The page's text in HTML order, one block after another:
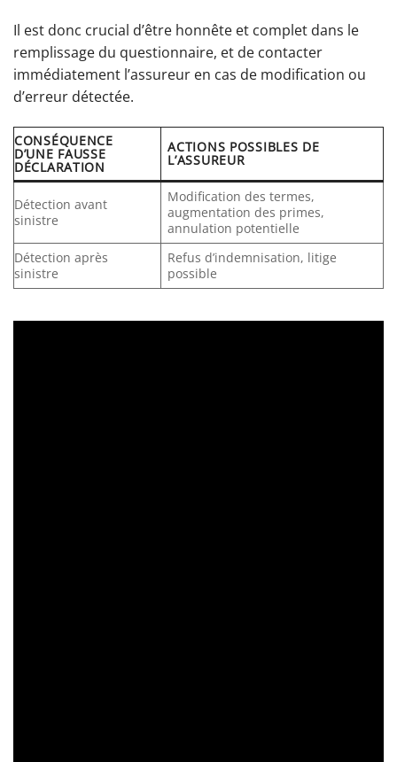
Il est donc crucial d’être honnête et complet dans le
remplissage du questionnaire, et de contacter
immédiatement l’assureur en cas de modification ou
d’erreur détectée.
CONSÉQUENCE
D’UNE FAUSSE
DÉCLARATION
ACTIONS POSSIBLES DE
L’ASSUREUR
Détection avant
sinistre
Modification des termes,
augmentation des primes,
annulation potentielle
Détection après
sinistre
Refus d’indemnisation, litige
possible